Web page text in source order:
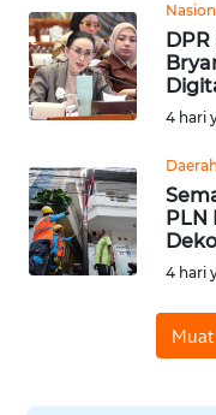
4 hari
PLN
4 hari
WN
INDRAMAYU
WN
WN
MAJALENGKA
SUKABUMI